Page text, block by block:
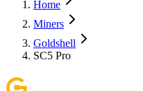
Home
Miners
Goldshell
SC5 Pro